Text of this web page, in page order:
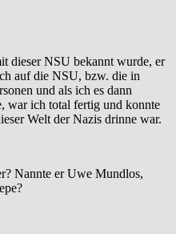
dieser NSU bekannt wurde, er
auf die NSU, bzw. die in
und als ich es dann
war ich total fertig und konnte
Welt der Nazis drinne war.
Nannte er Uwe Mundlos,